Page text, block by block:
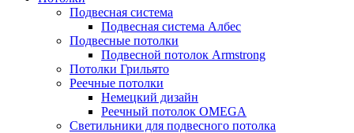
Подвесная система
Подвесная система Албес
Подвесные потолки
Подвесной потолок Armstrong
Потолки Грильято
Реечные потолки
Немецкий дизайн
Реечный потолок OMEGA
Светильники для подвесного потолка